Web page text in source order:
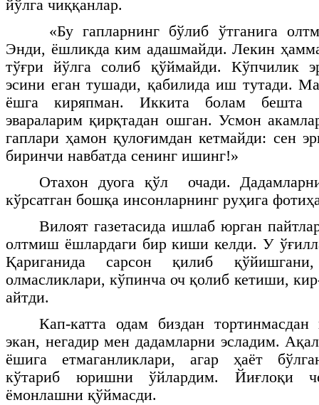
йўлга чиққанлар.
«Бу гапларнинг бўлиб ўтганига
Энди, ёшликда ким адашмайди. Лекин
тўғри йўлга солиб қўймайди. Кўпчилик
эсини еган тушади, қабилида иш тутади.
ёшга киряпман. Иккита болам бешта
эвараларим қирқтадан ошган. Усмон
гаплари ҳамон қулоғимдан кетмайди: сен
биринчи навбатда сенинг ишинг!»
Отахон дуога қўл очади.
кўрсатган бошқа инсонларнинг руҳига
Вилоят газетасида ишлаб юрган
олтмиш ёшлардаги бир киши келди. У
Қариганида сарсон қилиб
олмасликлари, кўпинча оч қолиб кетиши,
айтди.
Кап-катта одам биздан тортинмасдан
экан, негадир мен дадамларни эсладим.
ёшига етмаганликлари, агар ҳаёт
кўтариб юришни ўйлардим. Йиғлоқи
ёмонлашни қўймасди.